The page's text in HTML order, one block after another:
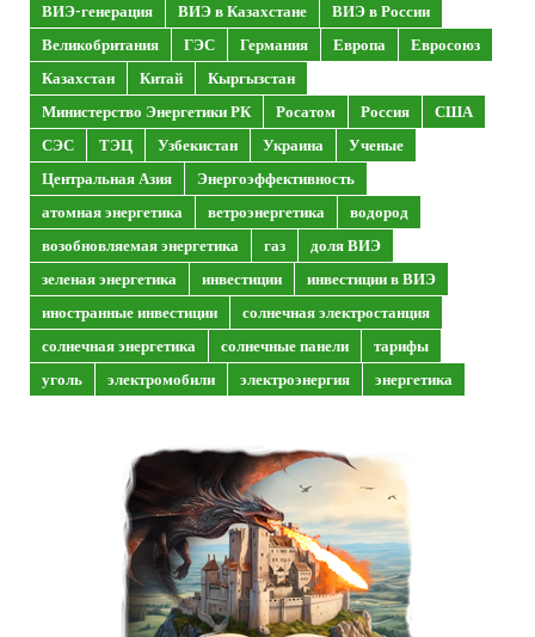
ВИЭ-генерация
ВИЭ в Казахстане
ВИЭ в России
Великобритания
ГЭС Германия Европа
Евросоюз
Казахстан
Китай
Кыргызстан
Министерство Энергетики РК
Росатом Россия
США
СЭС
ТЭЦ Узбекистан Украина
Ученые
Центральная Азия
Энергоэффективность
атомная энергетика
ветроэнергетика
водород
возобновляемая энергетика
газ
доля ВИЭ
зеленая энергетика
инвестиции
инвестиции в ВИЭ
иностранные инвестиции
солнечная электростанция
солнечная энергетика
солнечные панели
тарифы
уголь
электромобили электроэнергия энергетика